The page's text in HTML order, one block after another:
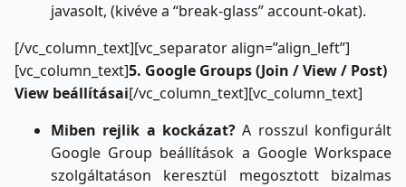
javasolt, (kivéve a “break-glass” account-okat).
[/vc_column_text][vc_separator align=”align_left”]
[vc_column_text]5. Google Groups (Join / View / Post)
View beállításai[/vc_column_text][vc_column_text]
Miben rejlik a kockázat? A rosszul konfigurált
Google Group beállítások a Google Workspace
szolgáltatáson keresztül megosztott bizalmas